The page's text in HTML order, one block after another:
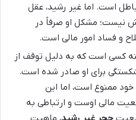
است. اما غیر رشید، عقل
نیست؛ مشکل او صرفاً در
و فساد امور مالی است.
کسی است که به دلیل توقف از
برای او صادر شده است.
ممنوع است، اما این
مالی اوست و ارتباطی به